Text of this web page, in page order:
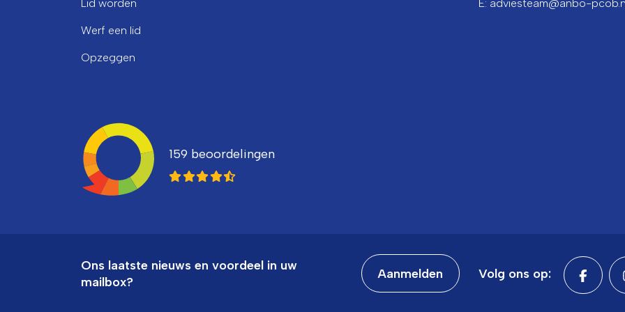
Lid worden
Werf een lid
Opzeggen
E: adviesteam@anbo-
159 beoordelingen
Ons laatste nieuws en voordeel in uw
mailbox?
Aanmelden Volg ons op: